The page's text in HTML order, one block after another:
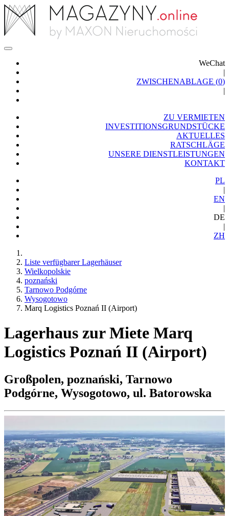
WeChat
|
ZWISCHENABLAGE (0)
|
ZU VERMIETEN
INVESTITIONSGRUNDSTÜCKE
AKTUELLES
RATSCHLÄGE
UNSERE DIENSTLEISTUNGEN
KONTAKT
PL
|
EN
|
DE
|
ZH
Liste verfügbarer Lagerhäuser
Wielkopolskie
poznański
Tarnowo Podgórne
Wysogotowo
Marq Logistics Poznań II (Airport)
Lagerhaus zur Miete Marq
Logistics Poznań II (Airport)
Großpolen, poznański, Tarnowo
Podgórne, Wysogotowo, ul. Batorowska